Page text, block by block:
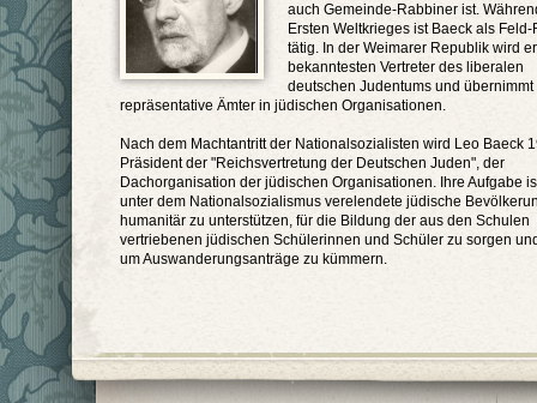
auch Gemeinde-Rabbiner ist.
Ersten Weltkrieges ist Baeck als
tätig. In der Weimarer Republik wird
bekanntesten Vertreter des liberalen
deutschen Judentums und
repräsentative Ämter in jüdischen Organisationen.
Nach dem Machtantritt der Nationalsozialisten wird Leo Baeck
Präsident der "Reichsvertretung der Deutschen Juden", der
Dachorganisation der jüdischen Organisationen. Ihre Aufgabe
unter dem Nationalsozialismus verelendete jüdische
humanitär zu unterstützen, für die Bildung der aus den Schulen
vertriebenen jüdischen Schülerinnen und Schüler zu sorgen
um Auswanderungsanträge zu kümmern.